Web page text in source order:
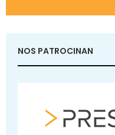
NOS PATROCINAN